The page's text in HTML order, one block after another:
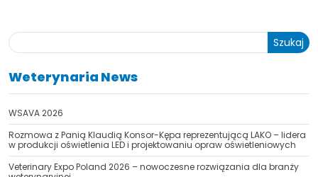
Szukaj
Weterynaria News
WSAVA 2026
Rozmowa z Panią Klaudią Konsor-Kępa reprezentującą LAKO – lidera
w produkcji oświetlenia LED i projektowaniu opraw oświetleniowych
Veterinary Expo Poland 2026 – nowoczesne rozwiązania dla branży